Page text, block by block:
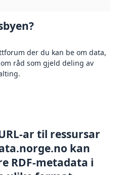
der du kan be om data,
råd som gjeld deling av
ar til ressursar
kan
RDF-metadata i